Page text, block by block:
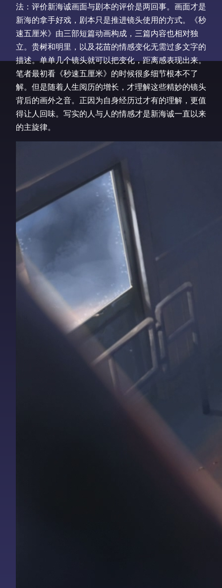
法：评价新海诚画面与剧本的评价是两回事。画面才是
新海的拿手好戏，剧本只是推进镜头使用的方式。《秒
速五厘米》由三部短篇动画构成，三篇内容也相对独
立。贵树和明里，以及花苗的情感变化无需过多文字的
描述。单单几个镜头就可以把变化，距离感表现出来。
笔者最初看《秒速五厘米》的时候很多细节根本不了
解。但是随着人生阅历的增长，才理解这些精妙的镜头
背后的画外之音。正因为自身经历过才有的理解，更值
得让人回味。写实的人与人的情感才是新海诚一直以来
的主旋律。